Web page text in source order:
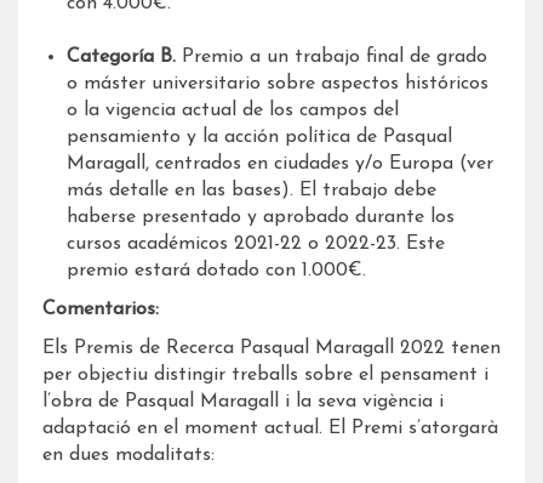
Categoría B. Premio a un trabajo final de grado
o máster universitario sobre aspectos históricos
o la vigencia actual de los campos del
pensamiento y la acción política de Pasqual
Maragall, centrados en ciudades y/o Europa (ver
más detalle en las bases). El trabajo debe
haberse presentado y aprobado durante los
cursos académicos 2021-22 o 2022-23. Este
premio estará dotado con 1.000€.
Comentarios:
Els Premis de Recerca Pasqual Maragall 2022 tenen
per objectiu distingir treballs sobre el pensament i
l’obra de Pasqual Maragall i la seva vigència i
adaptació en el moment actual. El Premi s’atorgarà
en dues modalitats: